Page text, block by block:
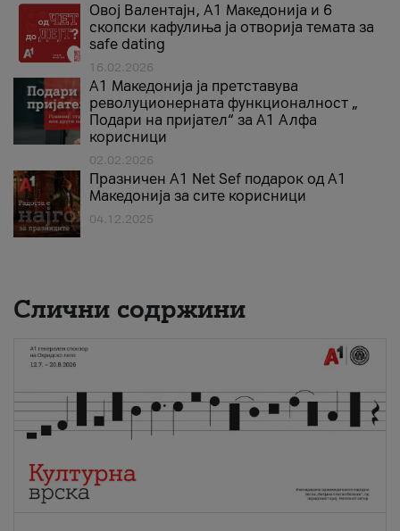
Овој Валентајн, A1 Македонија и 6
скопски кафулиња ја отворија темата за
safe dating
16.02.2026
А1 Македонија ја претставува
револуционерната функционалност „
Подари на пријател“ за А1 Алфа
корисници
02.02.2026
Празничен A1 Net Sеf подарок од А1
Македонија за сите корисници
04.12.2025
Слични содржини